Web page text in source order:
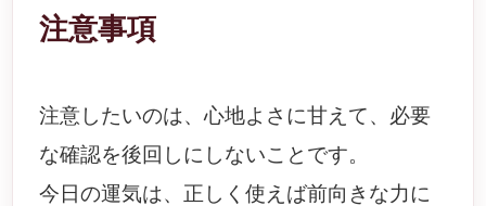
注意事項
注意したいのは、心地よさに甘えて、必要
な確認を後回しにしないことです。
今日の運気は、正しく使えば前向きな力に